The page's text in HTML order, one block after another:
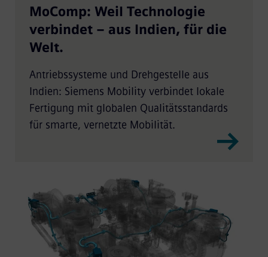
MoComp: Weil Technologie
verbindet – aus Indien, für die
Welt.
Antriebssysteme und Drehgestelle aus
Indien: Siemens Mobility verbindet lokale
Fertigung mit globalen Qualitätsstandards
für smarte, vernetzte Mobilität.